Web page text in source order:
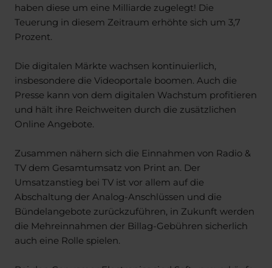
haben diese um eine Milliarde zugelegt! Die
Teuerung in diesem Zeitraum erhöhte sich um 3,7
Prozent.
Die digitalen Märkte wachsen kontinuierlich,
insbesondere die Videoportale boomen. Auch die
Presse kann von dem digitalen Wachstum profitieren
und hält ihre Reichweiten durch die zusätzlichen
Online Angebote.
Zusammen nähern sich die Einnahmen von Radio &
TV dem Gesamtumsatz von Print an. Der
Umsatzanstieg bei TV ist vor allem auf die
Abschaltung der Analog-Anschlüssen und die
Bündelangebote zurückzuführen, in Zukunft werden
die Mehreinnahmen der Billag-Gebühren sicherlich
auch eine Rolle spielen.